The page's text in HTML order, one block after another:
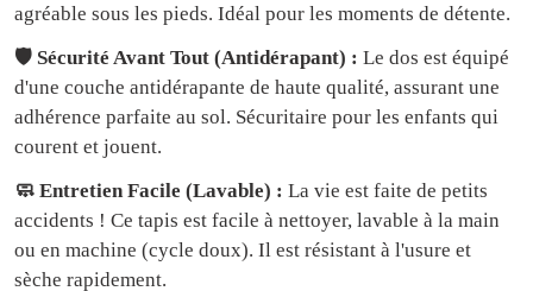
agréable sous les pieds. Idéal pour les moments de détente.
🛡️ Sécurité Avant Tout (Antidérapant) : Le dos est équipé
d'une couche antidérapante de haute qualité, assurant une
adhérence parfaite au sol. Sécuritaire pour les enfants qui
courent et jouent.
🧼 Entretien Facile (Lavable) : La vie est faite de petits
accidents ! Ce tapis est facile à nettoyer, lavable à la main
ou en machine (cycle doux). Il est résistant à l'usure et
sèche rapidement.